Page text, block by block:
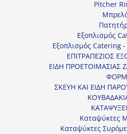
Pitcher
Εξοπλισμός
Εξοπλισμός Catering
ΕΠΙΤΡΑΠΕΖΙΟΣ
ΕΙΔΗ ΠΡΟΕΤΟΙΜΑΣΙΑΣ
ΣΚΕΥΗ ΚΑΙ ΕΙΔΗ
Καταψύκτες
Καταψύκτες